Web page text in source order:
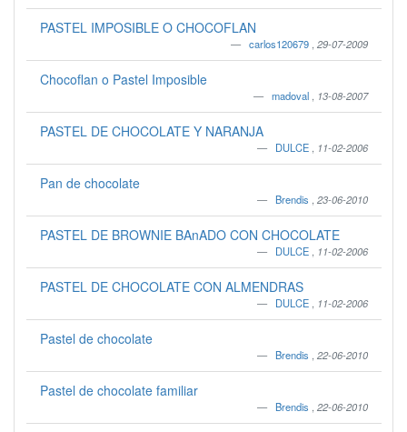
PASTEL IMPOSIBLE O CHOCOFLAN
carlos120679 29-07-2009
Chocoflan o Pastel Imposible
madoval 13-08-2007
PASTEL DE CHOCOLATE Y NARANJA
DULCE 11-02-2006
Pan de chocolate
Brendis 23-06-2010
PASTEL DE BROWNIE BAnADO CON CHOCOLATE
DULCE 11-02-2006
PASTEL DE CHOCOLATE CON ALMENDRAS
DULCE 11-02-2006
Pastel de chocolate
Brendis 22-06-2010
Pastel de chocolate familiar
Brendis 22-06-2010